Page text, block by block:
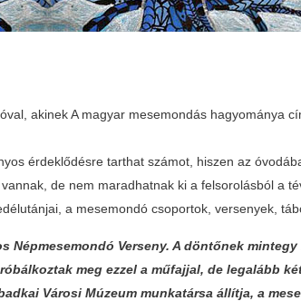
akinek A magyar mesemondás hagyománya
érdeklődésre tarthat számot, hiszen az
de nem maradhatnak ki a felsorolásból a
a mesemondó csoportok, versenyek,
Népmesemondó Verseny. A döntőnek
meg ezzel a műfajjal, de legalább
Városi Múzeum munkatársa állítja, a